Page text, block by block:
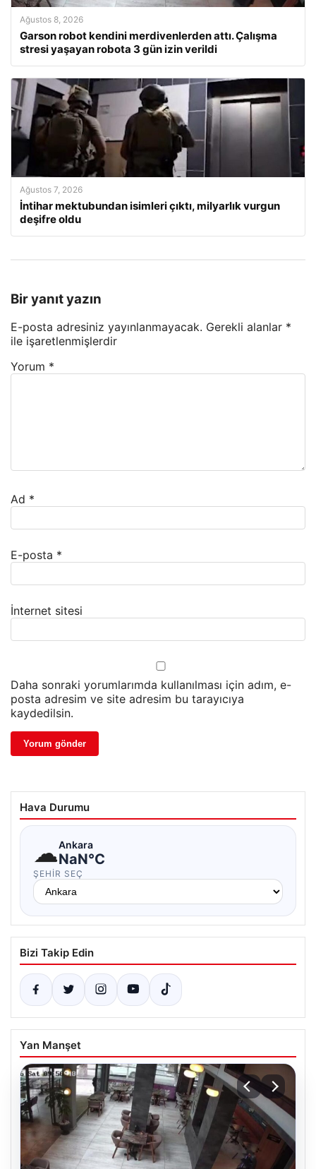
Ağustos 8, 2026
Garson robot kendini merdivenlerden attı. Çalışma
stresi yaşayan robota 3 gün izin verildi
Ağustos 7, 2026
İntihar mektubundan isimleri çıktı, milyarlık vurgun
deşifre oldu
Bir yanıt yazın
E-posta adresiniz yayınlanmayacak. Gerekli alanlar *
ile işaretlenmişlerdir
Yorum *
Ad *
E-posta *
İnternet sitesi
Daha sonraki yorumlarımda kullanılması için adım, e-
posta adresim ve site adresim bu tarayıcıya
kaydedilsin.
Hava Durumu
☁Ankara
NaN°C
ŞEHIR SEÇ
Bizi Takip Edin
Yan Manşet